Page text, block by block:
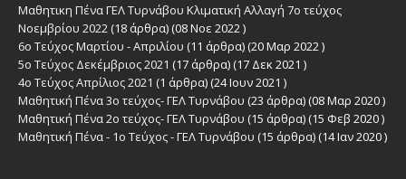
Μαθητικη Πένα ΓΕΛ Τυρνάβου Κλιματική Αλλαγή 7ο τεύχος
Νοεμβρίου 2022(18 άρθρα) (08 Νοε 2022 )
6ο Τεύχος Μαρτίου - Απριλίου (11 άρθρα) (20 Μαρ 2022 )
5ο Τεύχος Δεκέμβριος 2021 (17 άρθρα) (17 Δεκ 2021 )
4ο Τεύχος Απρίλιος 2021 (1 άρθρα) (24 Ιουν 2021 )
Μαθητική Πένα 3ο τεύχος- ΓΕΛ Τυρνάβου (23 άρθρα) (08 Μαρ 2020 )
Μαθητική Πένα 2ο τεύχος- ΓΕΛ Τυρνάβου (15 άρθρα) (15 Φεβ 2020 )
Μαθητική Πένα - 1ο Τεύχος - ΓΕΛ Τυρνάβου (15 άρθρα) (14 Ιαν 2020 )